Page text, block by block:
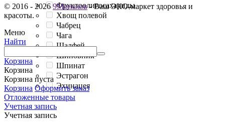
Фруктоолигосахариды
Хвощ полевой
Чабрец
Чага
Шалфей
Шиповник
Шпинат
Эстрагон
Эхинацея
© 2016 - 20269Монахов- Ваш ЭКО-маркет здоровья и
красоты.
Меню
Найти
Корзина
Корзина
Корзина пуста
Корзина Оформить заказ
Отложенные товары
Учетная запись
Учетная запись